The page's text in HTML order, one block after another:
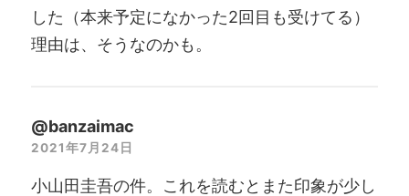
した（本来予定になかった2回目も受けてる）
理由は、そうなのかも。
@banzaimac
2021年7月24日
小山田圭吾の件。これを読むとまた印象が少し